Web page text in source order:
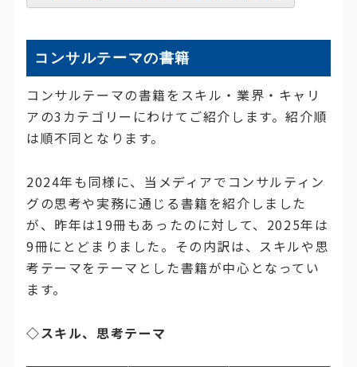
コンサルテーマの書籍
コンサルテーマの書籍をスキル・業界・キャリ
アの3カテゴリーにわけてご紹介します。紹介順
は順不同となります。
2024年も同様に、当メディアでコンサルティン
グの思考や実務に通じる書籍を紹介しました
が、昨年は19冊もあったのに対して、2025年は
9冊にとどまりました。その内訳は、スキルや思
考テーマをテーマとした書籍が中心となってい
ます。
◇スキル、思考テーマ